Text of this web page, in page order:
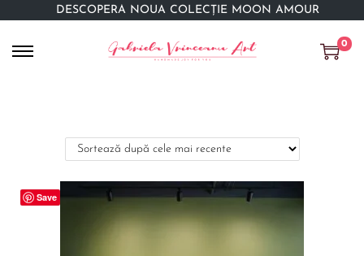
DESCOPERĂ NOUA COLECȚIE MOON AMOUR
0
Save